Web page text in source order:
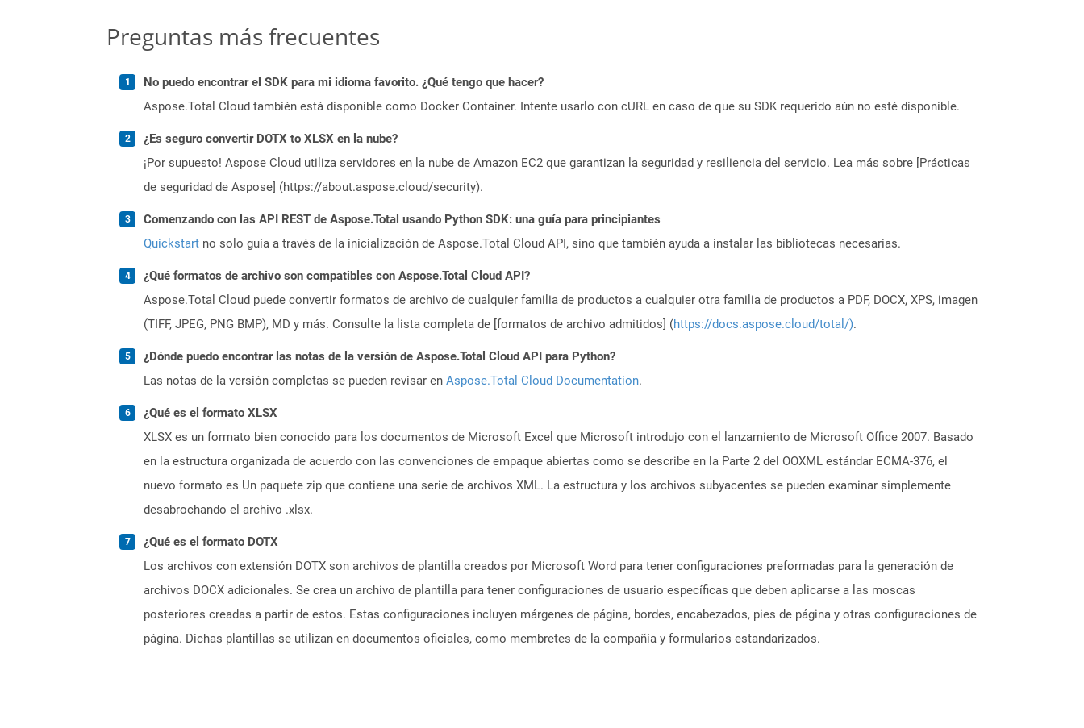
Preguntas más frecuentes
No puedo encontrar el SDK para mi idioma favorito. ¿Qué tengo que hacer?
Aspose.Total Cloud también está disponible como Docker Container. Intente usarlo con cURL en caso de que su SDK requerido aún no esté disponible.
¿Es seguro convertir DOTX to XLSX en la nube?
¡Por supuesto! Aspose Cloud utiliza servidores en la nube de Amazon EC2 que garantizan la seguridad y resiliencia del servicio. Lea más sobre [Prácticas
de seguridad de Aspose] (https://about.aspose.cloud/security).
Comenzando con las API REST de Aspose.Total usando Python SDK: una guía para principiantes
Quickstart no solo guía a través de la inicialización de Aspose.Total Cloud API, sino que también ayuda a instalar las bibliotecas necesarias.
¿Qué formatos de archivo son compatibles con Aspose.Total Cloud API?
Aspose.Total Cloud puede convertir formatos de archivo de cualquier familia de productos a cualquier otra familia de productos a PDF, DOCX, XPS, imagen
(TIFF, JPEG, PNG BMP), MD y más. Consulte la lista completa de [formatos de archivo admitidos] (https://docs.aspose.cloud/total/).
¿Dónde puedo encontrar las notas de la versión de Aspose.Total Cloud API para Python?
Las notas de la versión completas se pueden revisar en Aspose.Total Cloud Documentation.
¿Qué es el formato XLSX
XLSX es un formato bien conocido para los documentos de Microsoft Excel que Microsoft introdujo con el lanzamiento de Microsoft Office 2007. Basado
en la estructura organizada de acuerdo con las convenciones de empaque abiertas como se describe en la Parte 2 del OOXML estándar ECMA-376, el
nuevo formato es Un paquete zip que contiene una serie de archivos XML. La estructura y los archivos subyacentes se pueden examinar simplemente
desabrochando el archivo .xlsx.
¿Qué es el formato DOTX
Los archivos con extensión DOTX son archivos de plantilla creados por Microsoft Word para tener configuraciones preformadas para la generación de
archivos DOCX adicionales. Se crea un archivo de plantilla para tener configuraciones de usuario específicas que deben aplicarse a las moscas
posteriores creadas a partir de estos. Estas configuraciones incluyen márgenes de página, bordes, encabezados, pies de página y otras configuraciones de
página. Dichas plantillas se utilizan en documentos oficiales, como membretes de la compañía y formularios estandarizados.